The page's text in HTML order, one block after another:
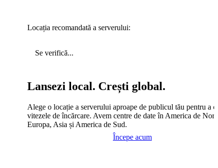
Locația recomandată a serverului:
Se verifică...
Lansezi local. Crești global.
Alege o locație a serverului aproape de publicul tău pentru a
vitezele de încărcare. Avem centre de date în America de
Europa, Asia și America de Sud.
Începe acum